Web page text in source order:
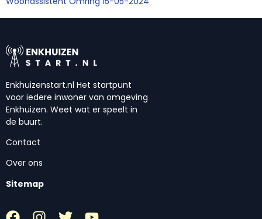
Enkhuizenstart.nl Het startpunt
voor iedere inwoner van omgeving
Enkhuizen. Weet wat er speelt in
de buurt.
Contact
Over ons
Sitemap